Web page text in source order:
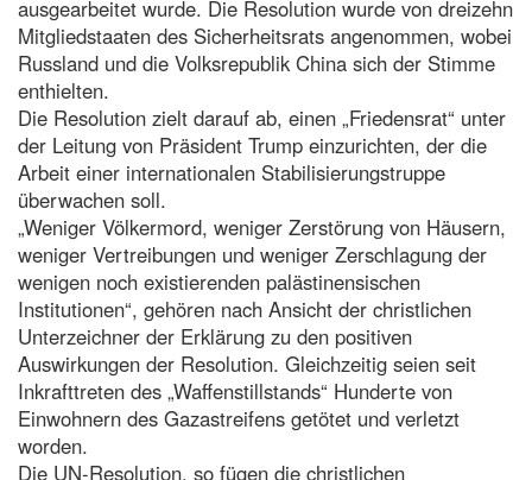
ausgearbeitet wurde. Die Resolution wurde von dreizehn
Mitgliedstaaten des Sicherheitsrats angenommen, wobei
Russland und die Volksrepublik China sich der Stimme
enthielten.
Die Resolution zielt darauf ab, einen „Friedensrat“ unter
der Leitung von Präsident Trump einzurichten, der die
Arbeit einer internationalen Stabilisierungstruppe
überwachen soll.
„Weniger Völkermord, weniger Zerstörung von Häusern,
weniger Vertreibungen und weniger Zerschlagung der
wenigen noch existierenden palästinensischen
Institutionen“, gehören nach Ansicht der christlichen
Unterzeichner der Erklärung zu den positiven
Auswirkungen der Resolution. Gleichzeitig seien seit
Inkrafttreten des „Waffenstillstands“ Hunderte von
Einwohnern des Gazastreifens getötet und verletzt
worden.
Die UN-Resolution, so fügen die christlichen